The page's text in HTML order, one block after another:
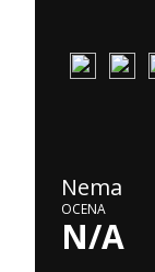
Nema
OCENA
N/A